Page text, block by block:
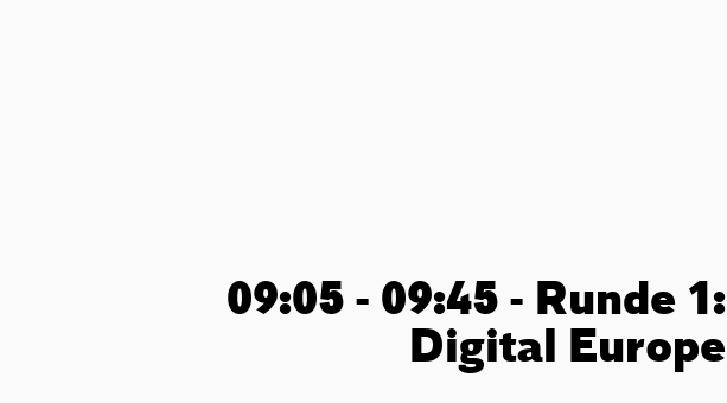
09:05 - 09:45 - Runde 1:
Digital Europe